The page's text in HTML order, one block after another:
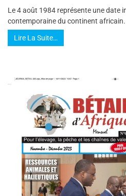
Le 4 août 1984 représente une date
contemporaine du continent africain.
Lire La Suite…